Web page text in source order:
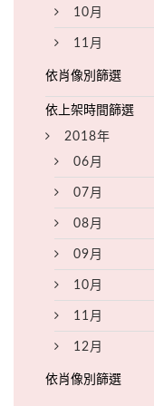
10月
11月
2018年
06月
07月
08月
09月
10月
11月
12月